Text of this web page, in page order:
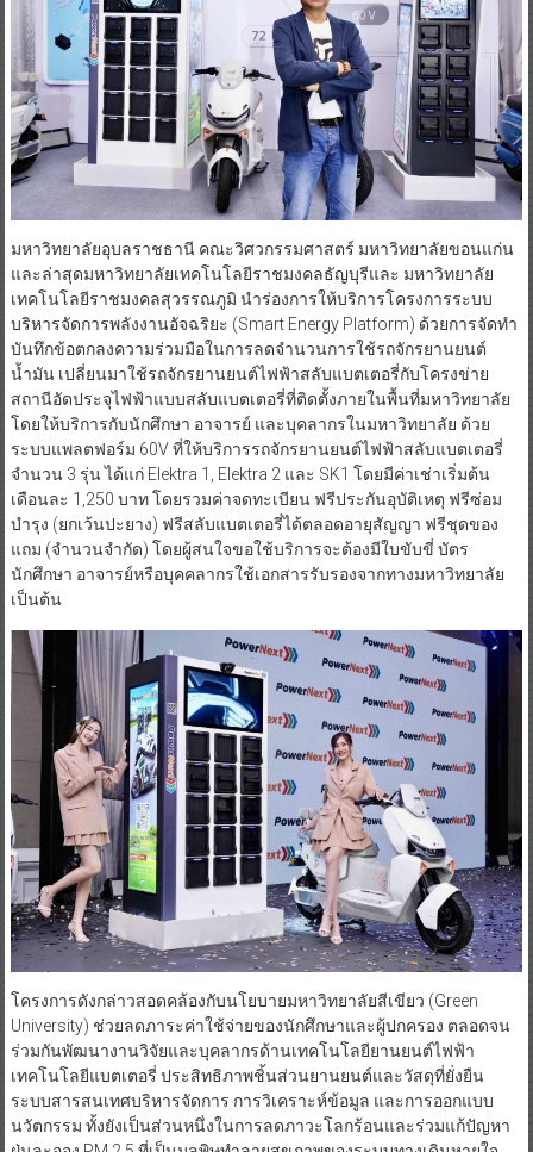
มหาวิทยาลัยอุบลราชธานี คณะวิศวกรรมศาสตร์ มหาวิทยาลัยขอนแก่น
และล่าสุดมหาวิทยาลัยเทคโนโลยีราชมงคลธัญบุรีและ มหาวิทยาลัย
เทคโนโลยีราชมงคลสุวรรณภูมิ นำร่องการให้บริการโครงการระบบ
บริหารจัดการพลังงานอัจฉริยะ (Smart Energy Platform) ด้วยการจัดทำ
บันทึกข้อตกลงความร่วมมือในการลดจำนวนการใช้รถจักรยานยนต์
น้ำมัน เปลี่ยนมาใช้รถจักรยานยนต์ไฟฟ้าสลับแบตเตอรี่กับโครงข่าย
สถานีอัดประจุไฟฟ้าแบบสลับแบตเตอรี่ที่ติดตั้งภายในพื้นที่มหาวิทยาลัย
โดยให้บริการกับนักศึกษา อาจารย์ และบุคลากรในมหาวิทยาลัย ด้วย
ระบบแพลตฟอร์ม 60V ที่ให้บริการรถจักรยานยนต์ไฟฟ้าสลับแบตเตอรี่
จำนวน 3 รุ่น ได้แก่ Elektra 1, Elektra 2 และ SK1 โดยมีค่าเช่าเริ่มต้น
เดือนละ 1,250 บาท โดยรวมค่าจดทะเบียน ฟรีประกันอุบัติเหตุ ฟรีซ่อม
บำรุง (ยกเว้นปะยาง) ฟรีสลับแบตเตอรี่ได้ตลอดอายุสัญญา ฟรีชุดของ
แถม (จำนวนจำกัด) โดยผู้สนใจขอใช้บริการจะต้องมีใบขับขี่ บัตร
นักศึกษา อาจารย์หรือบุคคลากรใช้เอกสารรับรองจากทางมหาวิทยาลัย
เป็นต้น
โครงการดังกล่าวสอดคล้องกับนโยบายมหาวิทยาลัยสีเขียว (Green
University) ช่วยลดภาระค่าใช้จ่ายของนักศึกษาและผู้ปกครอง ตลอดจน
ร่วมกันพัฒนางานวิจัยและบุคลากรด้านเทคโนโลยียานยนต์ไฟฟ้า
เทคโนโลยีแบตเตอรี่ ประสิทธิภาพชิ้นส่วนยานยนต์และวัสดุที่ยั่งยืน
ระบบสารสนเทศบริหารจัดการ การวิเคราะห์ข้อมูล และการออกแบบ
นวัตกรรม ทั้งยังเป็นส่วนหนึ่งในการลดภาวะโลกร้อนและร่วมแก้ปัญหา